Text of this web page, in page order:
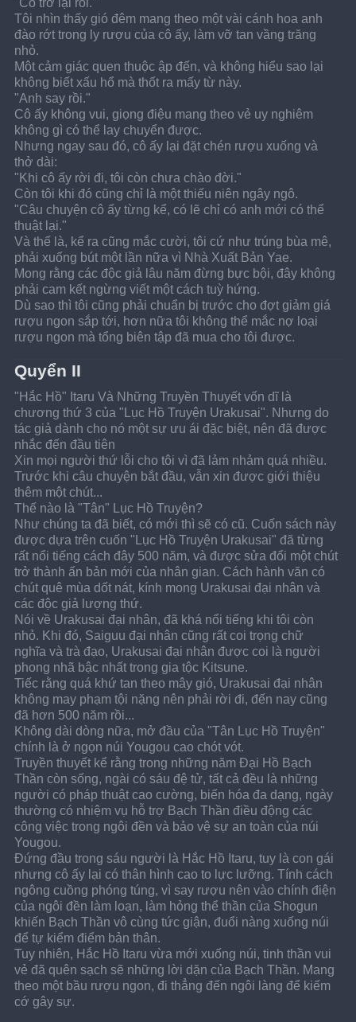
Tôi nhìn thấy gió đêm mang theo một vài cánh hoa anh
đào rớt trong ly rượu của cô ấy, làm vỡ tan vầng trăng
nhỏ.
Một cảm giác quen thuộc ập đến, và không hiểu sao lại
không biết xấu hổ mà thốt ra mấy từ này.
"Anh say rồi."
Cô ấy không vui, giọng điệu mang theo vẻ uy nghiêm
không gì có thể lay chuyển được.
Nhưng ngay sau đó, cô ấy lại đặt chén rượu xuống và
thở dài:
"Khi cô ấy rời đi, tôi còn chưa chào đời."
Còn tôi khi đó cũng chỉ là một thiếu niên ngây ngô.
"Câu chuyện cô ấy từng kể, có lẽ chỉ có anh mới có thể
thuật lại."
Và thế là, kể ra cũng mắc cười, tôi cứ như trúng bùa mê,
phải xuống bút một lần nữa vì Nhà Xuất Bản Yae.
Mong rằng các độc giả lâu năm đừng bực bội, đây không
phải cam kết ngừng viết một cách tuỳ hứng.
Dù sao thì tôi cũng phải chuẩn bị trước cho đợt giảm giá
rượu ngon sắp tới, hơn nữa tôi không thể mắc nợ loại
rượu ngon mà tổng biên tập đã mua cho tôi được.
Quyển II
"Hắc Hồ" Itaru Và Những Truyền Thuyết vốn dĩ là
chương thứ 3 của "Lục Hồ Truyện Urakusai". Nhưng do
tác giả dành cho nó một sự ưu ái đặc biệt, nên đã được
nhắc đến đầu tiên
Xin mọi người thứ lỗi cho tôi vì đã lảm nhảm quá nhiều.
Trước khi câu chuyện bắt đầu, vẫn xin được giới thiệu
thêm một chút...
Thế nào là "Tân" Lục Hồ Truyện?
Như chúng ta đã biết, có mới thì sẽ có cũ. Cuốn sách này
được dựa trên cuốn "Lục Hồ Truyện Urakusai" đã từng
rất nổi tiếng cách đây 500 năm, và được sửa đổi một chút
trở thành ấn bản mới của nhân gian. Cách hành văn có
chút quê mùa dốt nát, kính mong Urakusai đại nhân và
các độc giả lượng thứ.
Nói về Urakusai đại nhân, đã khá nổi tiếng khi tôi còn
nhỏ. Khi đó, Saiguu đại nhân cũng rất coi trọng chữ
nghĩa và trà đạo, Urakusai đại nhân được coi là người
phong nhã bậc nhất trong gia tộc Kitsune.
Tiếc rằng quá khứ tan theo mây gió, Urakusai đại nhân
không may phạm tội nặng nên phải rời đi, đến nay cũng
đã hơn 500 năm rồi...
Không dài dòng nữa, mở đầu của "Tân Lục Hồ Truyện"
chính là ở ngọn núi Yougou cao chót vót.
Truyền thuyết kể rằng trong những năm Đại Hồ Bạch
Thần còn sống, ngài có sáu đệ tử, tất cả đều là những
người có pháp thuật cao cường, biến hóa đa dạng, ngày
thường có nhiệm vụ hỗ trợ Bạch Thần điều động các
công việc trong ngôi đền và bảo vệ sự an toàn của núi
Yougou.
Đứng đầu trong sáu người là Hắc Hồ Itaru, tuy là con gái
nhưng cô ấy lại có thân hình cao to lực lưỡng. Tính cách
ngông cuồng phóng túng, vì say rượu nên vào chính điện
của ngôi đền làm loạn, làm hỏng thể thần của Shogun
khiến Bạch Thần vô cùng tức giận, đuổi nàng xuống núi
để tự kiểm điểm bản thân.
Tuy nhiên, Hắc Hồ Itaru vừa mới xuống núi, tinh thần vui
vẻ đã quên sạch sẽ những lời dặn của Bạch Thần. Mang
theo một bầu rượu ngon, đi thẳng đến ngôi làng để kiếm
cớ gây sự.